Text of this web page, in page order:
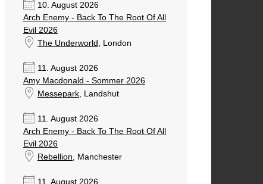
10. August 2026
Arch Enemy - Back To The Root Of All
Evil 2026
The Underworld , London
11. August 2026
Amy Macdonald - Sommer 2026
Messepark, Landshut
11. August 2026
Arch Enemy - Back To The Root Of All
Evil 2026
Rebellion, Manchester
11. August 2026